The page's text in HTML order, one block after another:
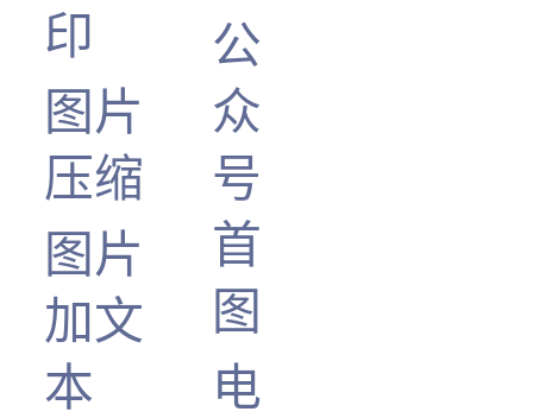
印
图片
压缩
图片
加文
本
公
众
号
首
图
电